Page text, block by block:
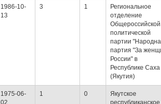
1986-10-
13
3 1
Региональное
отделение
Общероссийской
политической
партии
партия "За
России" в
Республике Саха
(Якутия)
1975-06-
02
1 0
Якутское
республиканское